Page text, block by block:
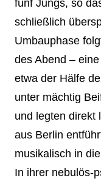
fünf Jungs, so
schließlich
Umbauphase
des Abend –
etwa der Hälfe
unter mächtig
und legten direkt
aus Berlin
musikalisch in
In ihrer nebulös-